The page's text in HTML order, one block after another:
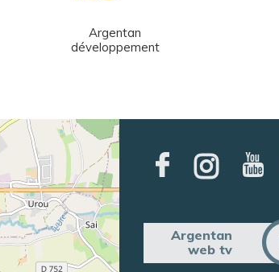
Argentan
développement
Argentan
web tv